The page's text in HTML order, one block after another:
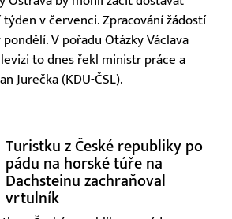
v červenci. Zpracování žádostí
V pořadu Otázky Václava
to dnes řekl ministr práce a
Jurečka (KDU-ČSL).
Turistku z České republiky po
pádu na horské túře na
Dachsteinu zachraňoval
vrtulník